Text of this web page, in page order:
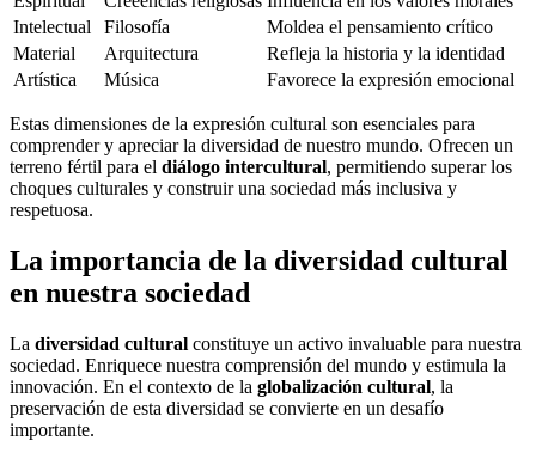
Intelectual
Filosofía
Moldea el pensamiento crítico
Material
Arquitectura
Refleja la historia y la identidad
Artística
Música Favorece la expresión emocional
Estas dimensiones de la expresión cultural son esenciales para
comprender y apreciar la diversidad de nuestro mundo. Ofrecen un
terreno fértil para el diálogo intercultural, permitiendo superar los
choques culturales y construir una sociedad más inclusiva y
respetuosa.
La importancia de la diversidad cultural
en nuestra sociedad
La diversidad cultural constituye un activo invaluable para nuestra
sociedad. Enriquece nuestra comprensión del mundo y estimula la
innovación. En el contexto de la globalización cultural, la
preservación de esta diversidad se convierte en un desafío
importante.